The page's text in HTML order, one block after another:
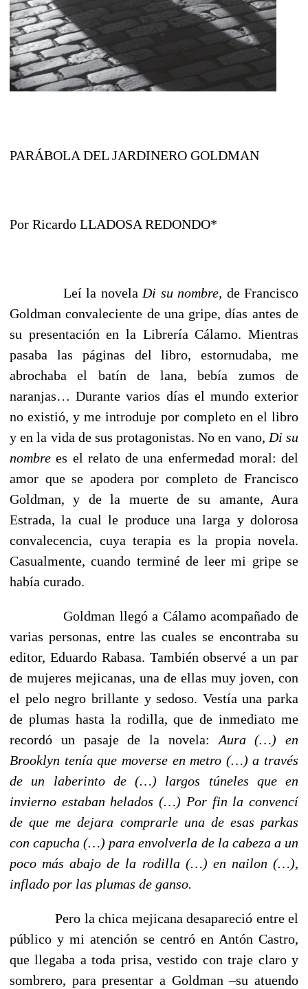
PARÁBOLA DEL JARDINERO GOLDMAN
Por Ricardo LLADOSA REDONDO*
Leí la novelaDi su nombre, de Francisco
Goldman convaleciente de una gripe, días antes de
su presentación en la Librería Cálamo. Mientras
pasaba las páginas del libro, estornudaba, me
abrochaba el batín de lana, bebía zumos de
naranjas… Durante varios días el mundo exterior
no existió, y me introduje por completo en el libro
y en la vida de sus protagonistas. No en vano,Di su
nombre es el relato de una enfermedad moral: del
amor que se apodera por completo de Francisco
Goldman, y de la muerte de su amante, Aura
Estrada, la cual le produce una larga y dolorosa
convalecencia, cuya terapia es la propia novela.
Casualmente, cuando terminé de leer mi gripe se
había curado.
Goldman llegó a Cálamo acompañado de
varias personas, entre las cuales se encontraba su
editor, Eduardo Rabasa. También observé a un par
de mujeres mejicanas, una de ellas muy joven, con
el pelo negro brillante y sedoso. Vestía una parka
de plumas hasta la rodilla, que de inmediato me
recordó un pasaje de la novela:Aura (…) en
Brooklyn tenía que moverse en metro (…) a través
de un laberinto de (…) largos túneles que en
invierno estaban helados (…) Por fin la convencí
de que me dejara comprarle una de esas parkas
con capucha (…) para envolverla de la cabeza a un
poco más abajo de la rodilla (…) en nailon (…),
inflado por las plumas de ganso.
Pero la chica mejicana desapareció entre el
público y mi atención se centró en Antón Castro,
que llegaba a toda prisa, vestido con traje claro y
sombrero, para presentar a Goldman –su atuendo